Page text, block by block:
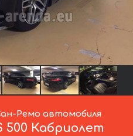
Ремо автомобиля
500 Кабриолет